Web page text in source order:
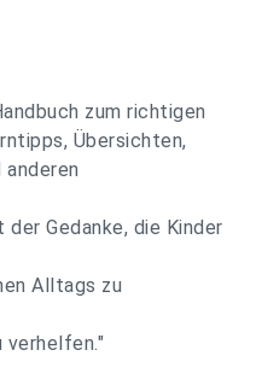
zum richtigen
Übersichten,
Gedanke, die Kinder
Alltags zu
verhelfen."